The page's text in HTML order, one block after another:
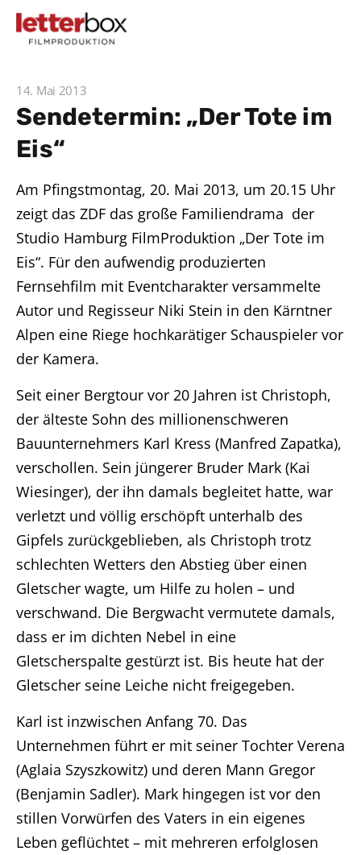
14. Mai 2013
Sendetermin: „Der Tote im
Eis“
Am Pfingstmontag, 20. Mai 2013, um 20.15 Uhr
zeigt das ZDF das große Familiendrama der
Studio Hamburg FilmProduktion „Der Tote im
Eis“. Für den aufwendig produzierten
Fernsehfilm mit Eventcharakter versammelte
Autor und Regisseur Niki Stein in den Kärntner
Alpen eine Riege hochkarätiger Schauspieler vor
der Kamera.
Seit einer Bergtour vor 20 Jahren ist Christoph,
der älteste Sohn des millionenschweren
Bauunternehmers Karl Kress (Manfred Zapatka),
verschollen. Sein jüngerer Bruder Mark (Kai
Wiesinger), der ihn damals begleitet hatte, war
verletzt und völlig erschöpft unterhalb des
Gipfels zurückgeblieben, als Christoph trotz
schlechten Wetters den Abstieg über einen
Gletscher wagte, um Hilfe zu holen – und
verschwand. Die Bergwacht vermutete damals,
dass er im dichten Nebel in eine
Gletscherspalte gestürzt ist. Bis heute hat der
Gletscher seine Leiche nicht freigegeben.
Karl ist inzwischen Anfang 70. Das
Unternehmen führt er mit seiner Tochter Verena
(Aglaia Szyszkowitz) und deren Mann Gregor
(Benjamin Sadler). Mark hingegen ist vor den
stillen Vorwürfen des Vaters in ein eigenes
Leben geflüchtet – mit mehreren erfolglosen